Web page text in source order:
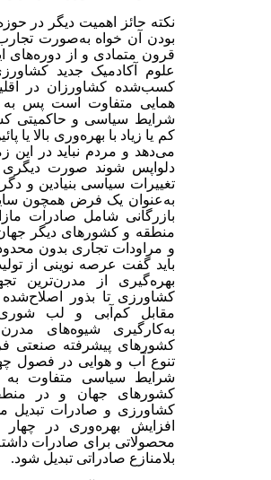
نکته حائز اهمیت دیگر در
بودن آن خواه به‌صورت
قرون متمادی و از دوره‌های
علوم آکادمیک جدید
کسب‌شده کشاورزان در
همایی متفاوت است پس
شرایط سیاسی و حاکمیتی
کم یا زیاد با بهره‌وری بالا یا
می‌دهد و مردم نباید در این
دلواپس شوند صورت
تغییرات سیاسی بنیادین و
به‌عنوان یک فرض همچون
بازرگانی شامل صادرات
منطقه و کشورهای دیگر جهان
و مراودات تجاری بدون
باید گفت عرصه نوینی از
بهره‌گیری از مدرن‌ترین
کشاورزی تا بذور اصلاح‌شده
مقابل کم‌آبی و لب
به‌کارگیری شیوه‌های
کشورهای پیشرفته صنعتی
تنوع آب و هوایی در فصول
شرایط سیاسی متفاوت به
کشورهای جهان و در
کشاورزی و صادرات تبدیل
افزایش بهره‌وری در
محصولاتی برای صادرات
بلامنازع صادراتی تبدیل شود.